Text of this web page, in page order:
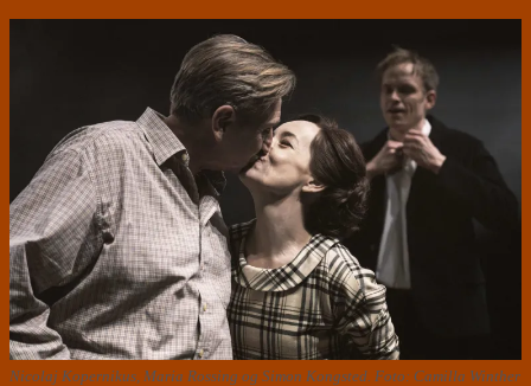
Nicolaj Kopernikus, Maria Rossing og Simon Kongsted. Foto: Camilla Winther